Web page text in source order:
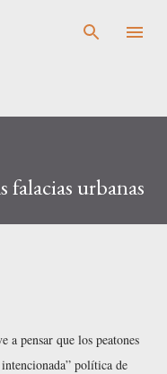
falacias urbanas
a pensar que los peatones
política de